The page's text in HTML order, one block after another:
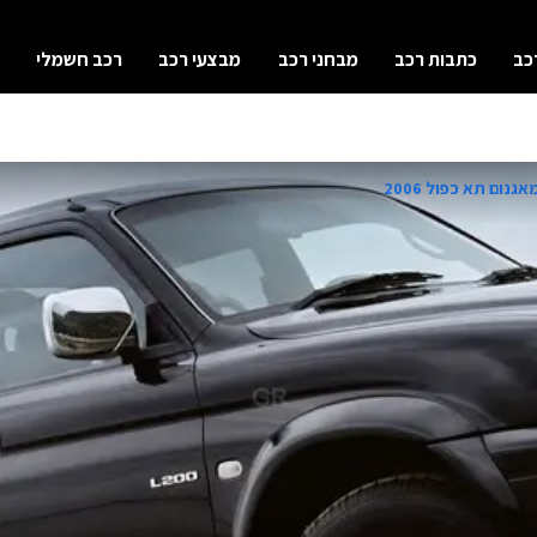
כתבות רכב מבחני רכב מבצעי רכב רכב חשמלי
תא כפול 2006